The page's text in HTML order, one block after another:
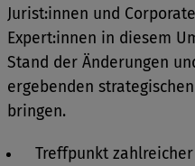
Jurist:innen und
Expert:innen in diesem
Stand der Änderungen
ergebenden
bringen.
Treffpunkt